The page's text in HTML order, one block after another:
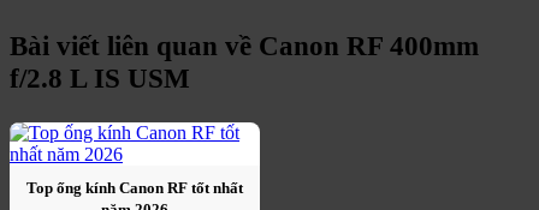
Bài viết liên quan về Canon RF 400mm
f/2.8 L IS USM
Top ống kính Canon RF tốt nhất